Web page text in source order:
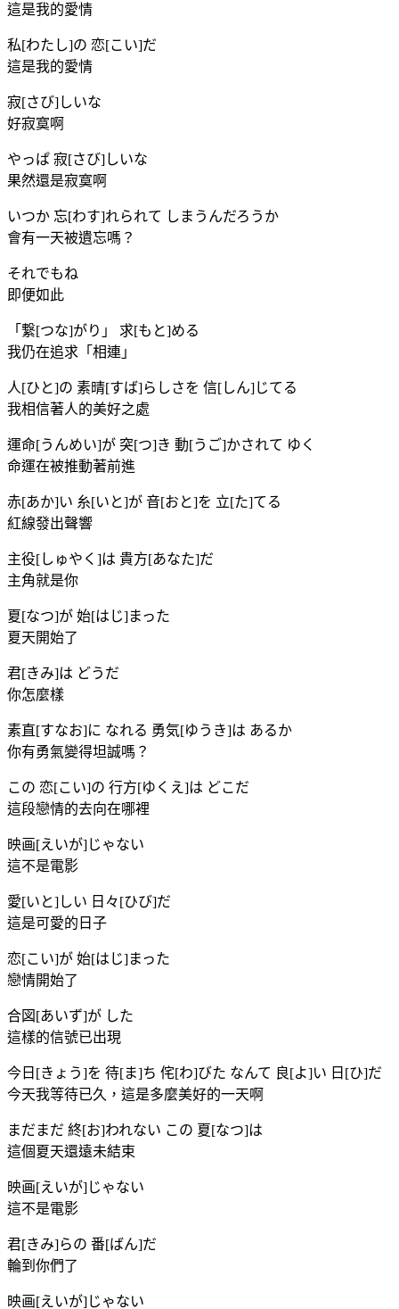
這是我的愛情
私[わたし]の 恋[こい]だ
這是我的愛情
寂[さび]しいな
好寂寞啊
やっぱ 寂[さび]しいな
果然還是寂寞啊
いつか 忘[わす]れられて しまうんだろうか
會有一天被遺忘嗎？
それでもね
即便如此
「繋[つな]がり」 求[もと]める
我仍在追求「相連」
人[ひと]の 素晴[すば]らしさを 信[しん]じてる
我相信著人的美好之處
運命[うんめい]が 突[つ]き 動[うご]かされて ゆく
命運在被推動著前進
赤[あか]い 糸[いと]が 音[おと]を 立[た]てる
紅線發出聲響
主役[しゅやく]は 貴方[あなた]だ
主角就是你
夏[なつ]が 始[はじ]まった
夏天開始了
君[きみ]は どうだ
你怎麼樣
素直[すなお]に なれる 勇気[ゆうき]は あるか
你有勇氣變得坦誠嗎？
この 恋[こい]の 行方[ゆくえ]は どこだ
這段戀情的去向在哪裡
映画[えいが]じゃない
這不是電影
愛[いと]しい 日々[ひび]だ
這是可愛的日子
恋[こい]が 始[はじ]まった
戀情開始了
合図[あいず]が した
這樣的信號已出現
今日[きょう]を 待[ま]ち 侘[わ]びた なんて 良[よ]い 日[ひ]だ
今天我等待已久，這是多麼美好的一天啊
まだまだ 終[お]われない この 夏[なつ]は
這個夏天還遠未結束
映画[えいが]じゃない
這不是電影
君[きみ]らの 番[ばん]だ
輪到你們了
映画[えいが]じゃない